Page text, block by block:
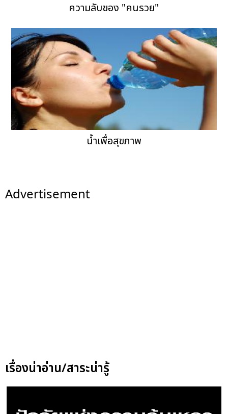
ความลับของ "คนรวย"
น้ำเพื่อสุขภาพ
Advertisement
เรื่องน่าอ่าน/สาระน่ารู้